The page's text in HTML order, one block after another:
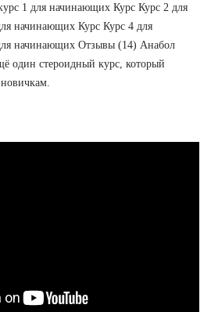
1 для начинающих Курс Курс 2 для
начинающих Курс Курс 4 для
начинающих Отзывы (14) Анабол
один стероидный курс, который